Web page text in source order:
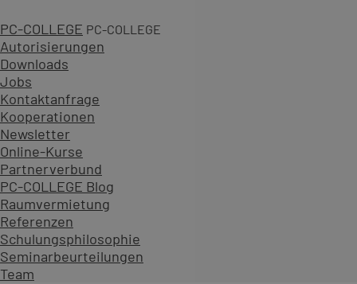
PC-COLLEGE PC-COLLEGE
Autorisierungen
Downloads
Jobs
Kontaktanfrage
Kooperationen
Newsletter
Online-Kurse
Partnerverbund
PC-COLLEGE Blog
Raumvermietung
Referenzen
Schulungsphilosophie
Seminarbeurteilungen
Team
3 Tage
2.460,00 € zzgl. MwSt.
An 1 Standort
Diesen Kurs als offenes Seminar buchen
Gemeinsam mit Teilnehmenden aus verschiedenen
Als Live-Online-Training zu festen Terminen – ideal für
Inhalt erweitern
OnlineTermin auswählen
Firmenschulung